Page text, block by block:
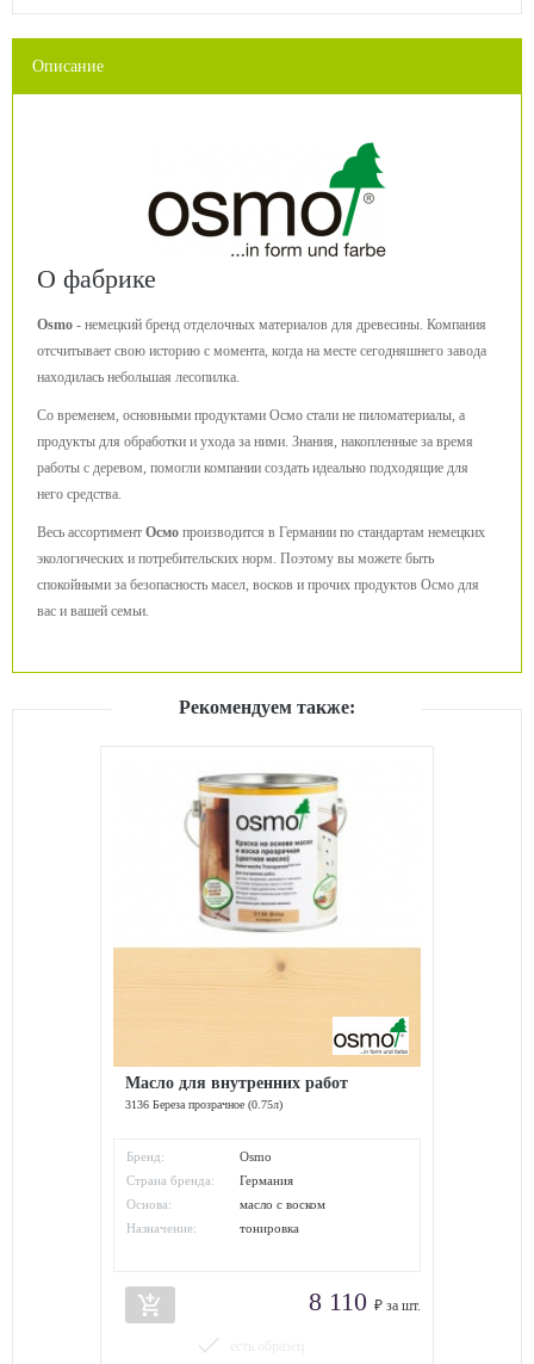
Описание
О фабрике
Osmo - немецкий бренд отделочных материалов для древесины. Компания
отсчитывает свою историю с момента, когда на месте сегодняшнего завода
находилась небольшая лесопилка.
Со временем, основными продуктами Осмо стали не пиломатериалы, а
продукты для обработки и ухода за ними. Знания, накопленные за время
работы с деревом, помогли компании создать идеально подходящие для
него средства.
Весь ассортимент Осмо производится в Германии по стандартам немецких
экологических и потребительских норм. Поэтому вы можете быть
спокойными за безопасность масел, восков и прочих продуктов Осмо для
вас и вашей семьи.
Рекомендуем также:
Масло для внутренних работ
3136 Береза прозрачное (0.75л)
Бренд:
Osmo
Страна бренда:
Германия
Основа:
масло с воском
Назначение:
тонировка
add_shopping_cart 8 110 ₽ за шт.